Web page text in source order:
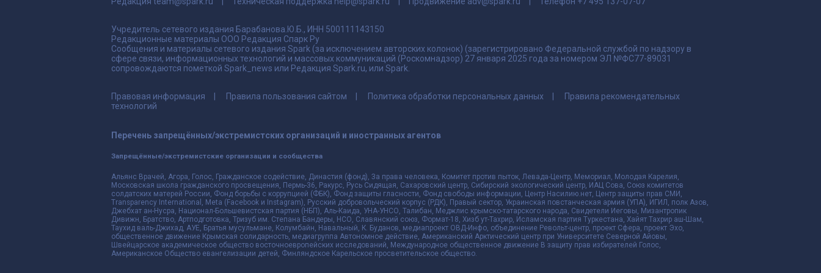
Учредитель сетевого издания Барабанова.Ю.Б., ИНН 500111143150
Редакционные материалы ООО Редакция Спарк Ру
Сообщения и материалы сетевого издания Spark (за исключением авторских колонок) (зарегистрировано Федеральной службой по надзору в
сфере связи, информационных технологий и массовых коммуникаций (Роскомнадзор) 27 января 2025 года за номером ЭЛ №ФС77-89031
сопровождаются пометкой Spark_news или Редакция Spark.ru, или Spark.
Правовая информация Правила пользования сайтом Политика обработки персональных данных
Правила рекомендательных
технологий
Перечень запрещённых/экстремистских организаций и иностранных агентов
Запрещённые/экстремистские организации и сообщества
Альянс Врачей, Агора, Голос, Гражданское содействие, Династия (фонд), За права человека, Комитет против пыток, Левада-Центр, Мемориал, Молодая Карелия,
Московская школа гражданского просвещения, Пермь-36, Ракурс, Русь Сидящая, Сахаровский центр, Сибирский экологический центр, ИАЦ Сова, Союз комитетов
солдатских матерей России, Фонд борьбы с коррупцией (ФБК), Фонд защиты гласности, Фонд свободы информации, Центр Насилию.нет, Центр защиты прав СМИ,
Transparency International, Meta (Facebook и Instagram), Русский добровольческий корпус (РДК), Правый сектор, Украинская повстанческая армия (УПА), ИГИЛ, полк Азов,
Джебхат ан-Нусра, Национал-Большевистская партия (НБП), Аль-Каида, УНА-УНСО, Талибан, Меджлис крымско-татарского народа, Свидетели Иеговы, Мизантропик
Дивижн, Братство, Артподготовка, Тризуб им. Степана Бандеры, НСО, Славянский союз, Формат-18, Хизб ут-Тахрир, Исламская партия Туркестана, Хайят Тахрир аш-Шам,
Таухид валь-Джихад, АУЕ, Братья мусульмане, Колумбайн, Навальный, К. Буданов, медиапроект ОВД-Инфо, объединение Револьт-центр, проект Сфера, проект Эхо,
общественное движение Крымская солидарность, медиагруппа Автономное действие, Американский Арктический центр при Университете Северной Айовы,
Швейцарское академическое общество восточноевропейских исследований, Международное общественное движение В защиту прав избирателей Голос,
Американское Общество евангелизации детей, Финляндское Карельское просветительское общество.